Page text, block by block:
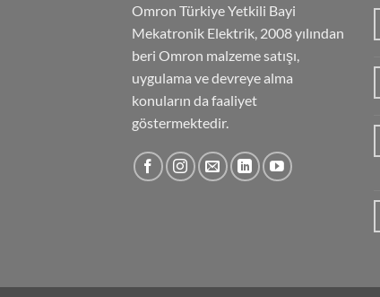
Omron Türkiye Yetkili Bayi
Mekatronik Elektrik, 2008 yılından
beri Omron malzeme satışı,
uygulama ve devreye alma
konuların da faaliyet
göstermektedir.